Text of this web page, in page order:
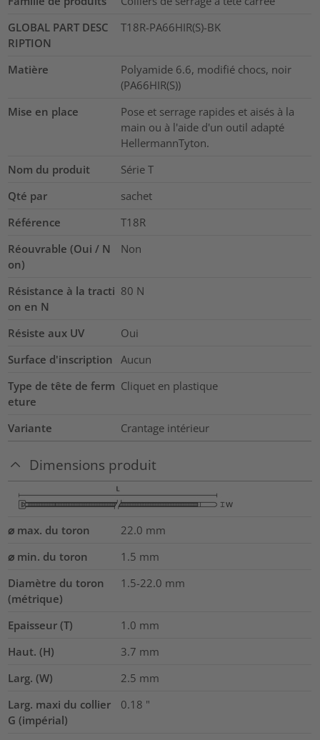
GLOBAL PART DESC
RIPTION
T18R-PA66HIR(S)-BK
Matière
Polyamide 6.6, modifié chocs, noir
(PA66HIR(S))
Mise en place
Pose et serrage rapides et aisés à la
main ou à l'aide d'un outil adapté
HellermannTyton.
Nom du produit
Série T
Qté par
sachet
Référence
T18R
Réouvrable (Oui / N
on)
Non
Résistance à la tracti
on en N
80 N
Résiste aux UV
Oui
Surface d'inscription Aucun
Type de tête de ferm
eture
Cliquet en plastique
Variante Crantage intérieur
Dimensions produit
⌀ max. du toron 22.0 mm
⌀ min. du toron
1.5 mm
Diamètre du toron
(métrique)
1.5-22.0 mm
Epaisseur (T) 1.0 mm
Haut. (H)
3.7 mm
Larg. (W)
2.5 mm
Larg. maxi du collier
G (impérial)
0.18 "